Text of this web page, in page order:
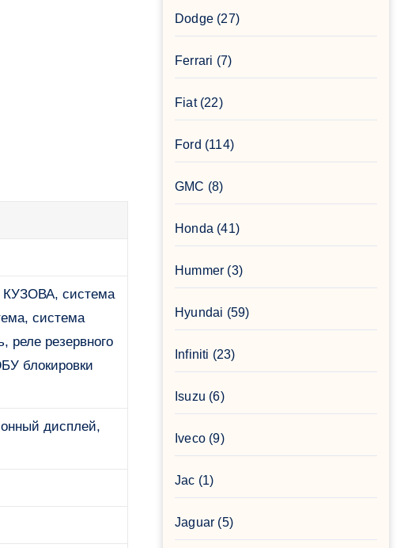
КУЗОВА, система
система
реле резервного
блокировки
дисплей,
Dodge (27)
Ferrari (7)
Fiat(22)
Ford (114)
GMC (8)
Honda (41)
Hummer (3)
Hyundai (59)
Infiniti (23)
Isuzu (6)
Iveco (9)
Jac (1)
Jaguar (5)